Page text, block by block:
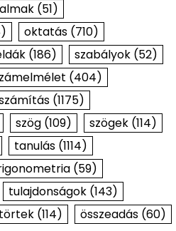
(51)
oktatás(710)
(186) szabályok(52)
(404)
(1175)
szög(109) szögek(114)
tanulás(1114)
(59)
tulajdonságok(143)
törtek(114) összeadás(60)